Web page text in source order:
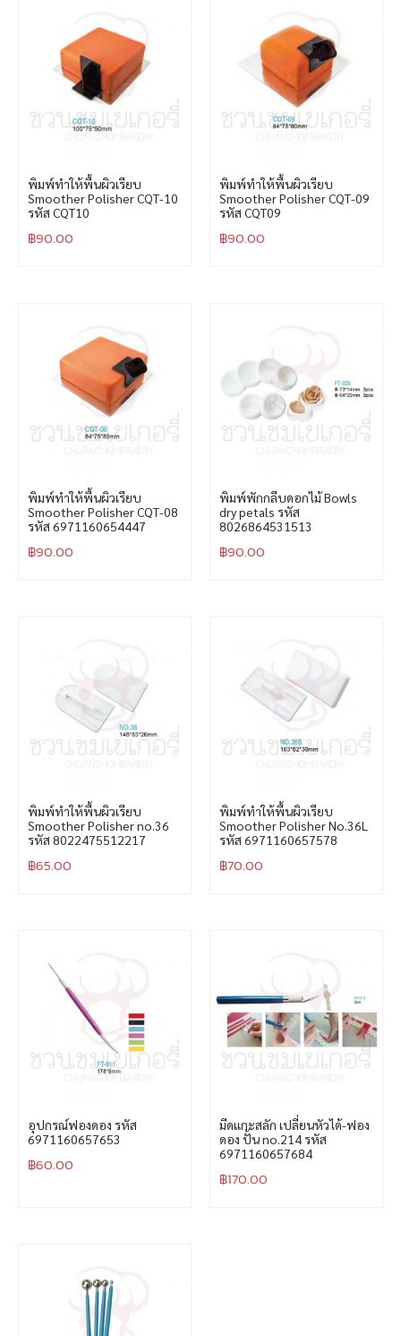
พิมพ์ทำให้พื้นผิวเรียบ
Smoother Polisher CQT-10
รหัส CQT10
฿90.00
พิมพ์ทำให้พื้นผิวเรียบ
Smoother Polisher CQT-09
รหัส CQT09
฿90.00
พิมพ์ทำให้พื้นผิวเรียบ
Smoother Polisher CQT-08
รหัส 6971160654447
฿90.00
พิมพ์พักกลีบดอกไม้ Bowls
dry petals รหัส
8026864531513
฿90.00
พิมพ์ทำให้พื้นผิวเรียบ
Smoother Polisher no.36
รหัส 8022475512217
฿65.00
พิมพ์ทำให้พื้นผิวเรียบ
Smoother Polisher No.36L
รหัส 6971160657578
฿70.00
อุปกรณ์ฟองดอง รหัส
6971160657653
฿60.00
มีดแกะสลัก เปลี่ยนหัวได้-ฟอง
ดอง ปั้น no.214 รหัส
6971160657684
฿170.00